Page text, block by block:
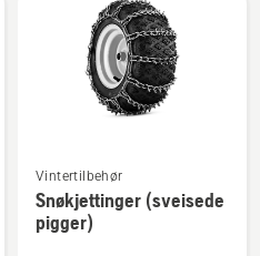
flere
detaljer
om
Vintertilbehør
Snøkjettinger (sveisede
pigger)